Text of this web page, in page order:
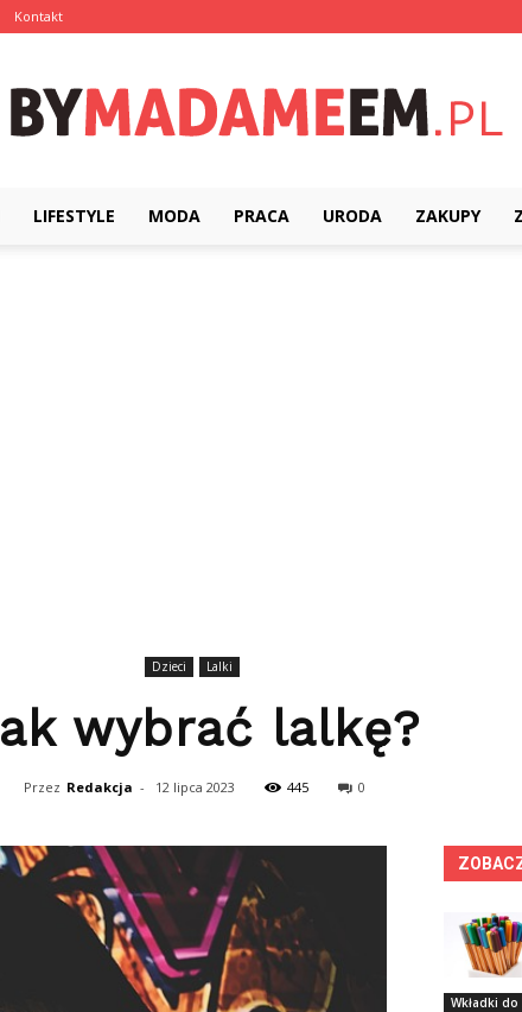
Kontakt
LIFESTYLE MODA PRACA URODA ZAKUPY
Dzieci Lalki
wybrać lalkę?
Przez Redakcja - 12 lipca 2023 445 0
Wkładki